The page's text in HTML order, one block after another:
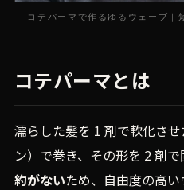
コテパーマで作るゆるウェーブ｜
コテパーマとは
濡らした髪を 1 剤で軟化さ
ン）で巻き、その形を 2 剤で
約がないため、自由度の高い